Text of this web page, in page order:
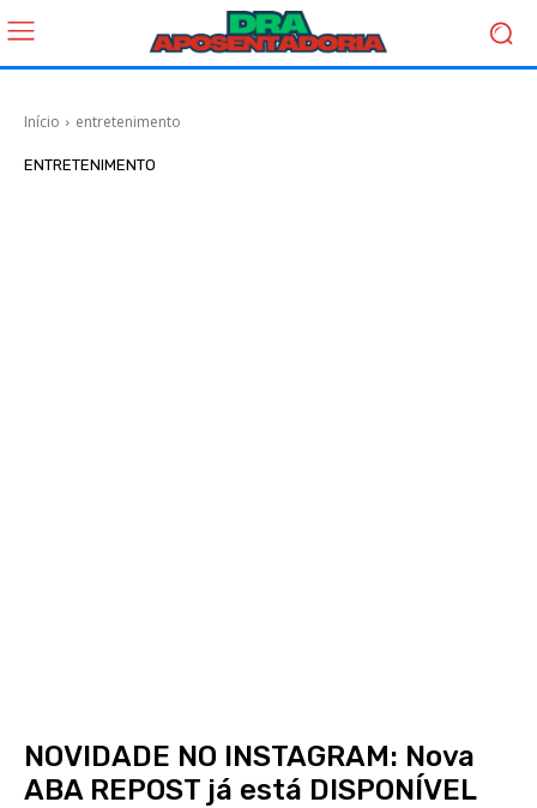
Início entretenimento
ENTRETENIMENTO
NOVIDADE NO INSTAGRAM: Nova
ABA REPOST já está DISPONÍVEL